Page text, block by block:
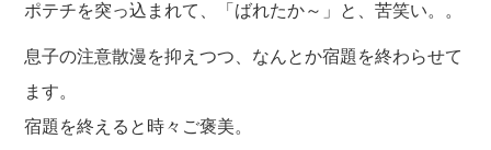
ポテチを突っ込まれて、「ばれたか～」と、苦笑い。。
息子の注意散漫を抑えつつ、なんとか宿題を終わらせて
ます。
宿題を終えると時々ご褒美。